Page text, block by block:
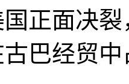
正面决
巴经贸